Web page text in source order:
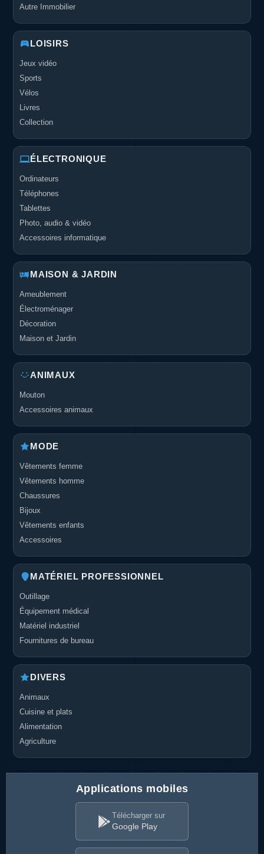
Autre Immobilier
LOISIRS
Jeux vidéo
Sports
Vélos
Livres
Collection
ÉLECTRONIQUE
Ordinateurs
Téléphones
Tablettes
Photo, audio & vidéo
Accessoires informatique
MAISON & JARDIN
Ameublement
Électroménager
Décoration
Maison et Jardin
ANIMAUX
Mouton
Accessoires animaux
MODE
Vêtements femme
Vêtements homme
Chaussures
Bijoux
Vêtements enfants
Accessoires
MATÉRIEL PROFESSIONNEL
Outillage
Équipement médical
Matériel industriel
Fournitures de bureau
DIVERS
Animaux
Cuisine et plats
Alimentation
Agriculture
Applications mobiles
Télécharger sur
Google Play